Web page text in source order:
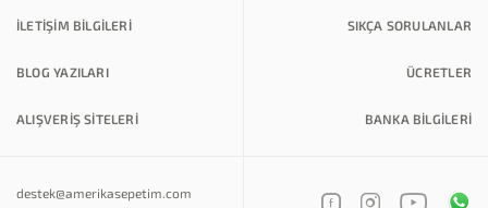
getirir.
Amerika'da geliştirdiği formüllerle, Türkiye'de de
akne tedavisi", "MİCONAHEX+TRİZ cilt bakımı" ve
İLETİŞİM BİLGİLERİ SIKÇA SORULANLAR
BLOG YAZILARI ÜCRETLER
ALIŞVERİŞ SİTELERİ BANKA BILGILERI
destek@amerikasepetim.com